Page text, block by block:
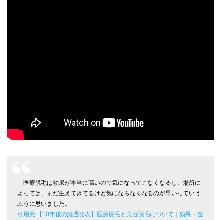
「医療脱毛は効果が本当に高いので気になってこなくなるし、場所に
よっては、まだ生えてきてるけど気にならなくなるのが早いっていう
ふうに思いました。」
引用元:【10年後の経過発表】医療脱毛と美容脱毛について｜効果・金